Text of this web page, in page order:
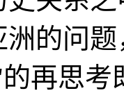
洲的问
再思考